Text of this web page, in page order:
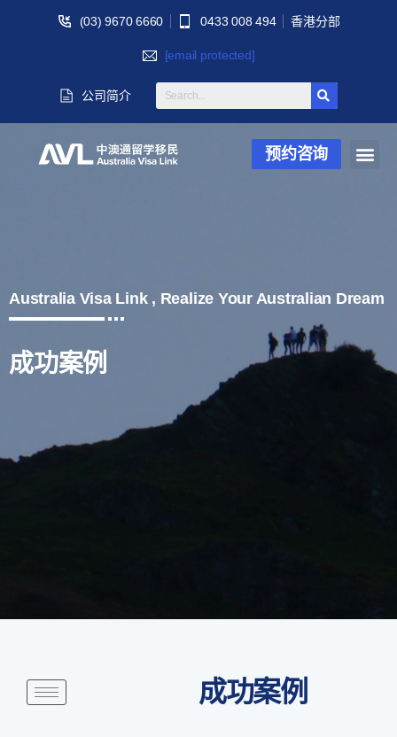
(03) 9670 6660 0433 008 494 香港分部
[email protected]
公司简介
预约咨询
Australia Visa Link , Realize Your Australian Dream
成功案例
成功案例